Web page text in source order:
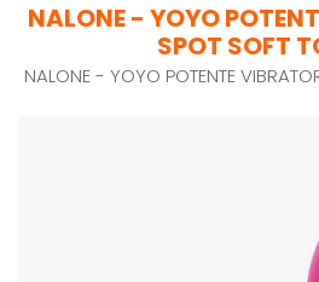
NALONE - YOYO
SPOT SOFT
NALONE - YOYO POTENTE